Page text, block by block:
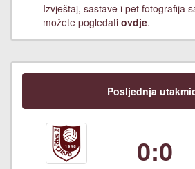
Izvještaj, sastave i pet fotografija
možete pogledati ovdje.
Posljednja
0:0